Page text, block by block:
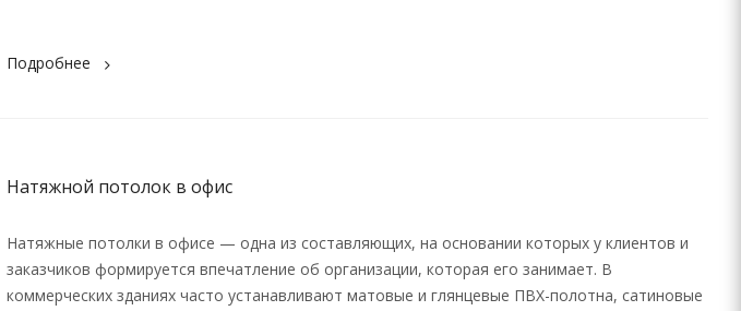
Подробнее
Натяжной потолок в офис
Натяжные потолки в офисе — одна из составляющих, на основании которых у клиентов и
заказчиков формируется впечатление об организации, которая его занимает. В
коммерческих зданиях часто устанавливают матовые и глянцевые ПВХ-полотна, сатиновые